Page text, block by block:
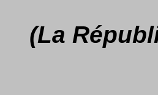
(La